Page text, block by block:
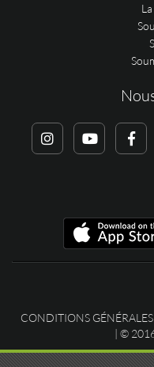
CONDITIONS GÉNÉRALES
| ©